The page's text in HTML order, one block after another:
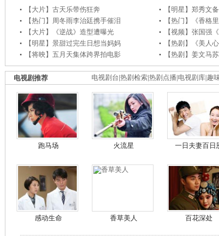
【大片】古天乐带伤狂奔
【明星】郑秀文
【热门】周冬雨李治廷携手催泪
【热门】《香格
【大片】《逆战》造型遭曝光
【视频】张国强
【明星】景甜过完生日想当妈妈
【热剧】《美人
【将映】五月天集体跨界拍电影
【热剧】姜文马
电视剧台 热剧检索 热剧点播 电视剧库 趣
电视剧推荐
跑马场 火流星 一日夫妻百日
感动生命 香草美人 百花深处